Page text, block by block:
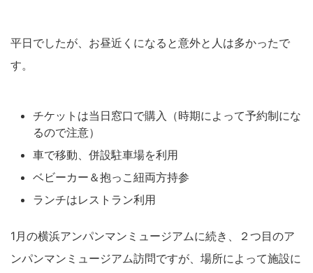
平日でしたが、お昼近くになると意外と人は多かったで
す。
チケットは当日窓口で購入（時期によって予約制にな
るので注意）
車で移動、併設駐車場を利用
ベビーカー＆抱っこ紐両方持参
ランチはレストラン利用
1月の横浜アンパンマンミュージアムに続き、２つ目のア
ンパンマンミュージアム訪問ですが、場所によって施設に